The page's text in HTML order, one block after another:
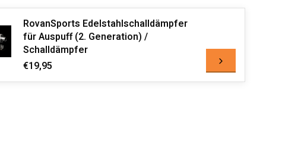
RovanSports Edelstahlschalldämpfer
für Auspuff (2. Generation) /
Schalldämpfer
€19,95